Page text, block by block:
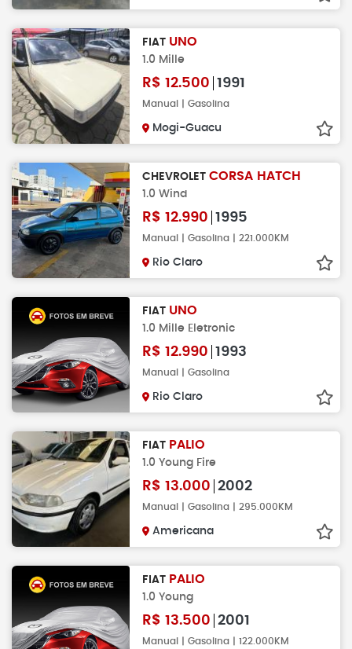
FIAT UNO
1.0 Mille
R$ 12.500 1991
Manual | Gasolina
Mogi-Guacu
CHEVROLET CORSA HATCH
1.0 Wind
R$ 12.990 1995
Manual | Gasolina | 221.000KM
Rio Claro
FIAT UNO
1.0 Mille Eletronic
R$ 12.990 1993
Manual | Gasolina
Rio Claro
FIAT PALIO
1.0 Young Fire
R$ 13.000 2002
Manual | Gasolina | 295.000KM
Americana
FIAT PALIO
1.0 Young
R$ 13.500 2001
Manual | Gasolina | 122.000KM